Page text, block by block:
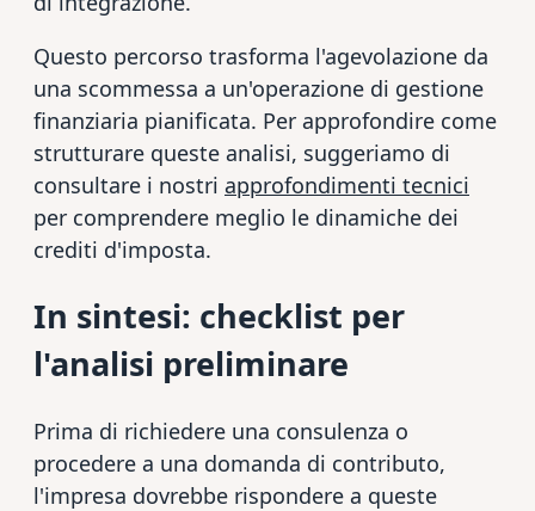
Questo percorso trasforma l'agevolazione da
una scommessa a un'operazione di gestione
finanziaria pianificata. Per approfondire come
strutturare queste analisi, suggeriamo di
consultare i nostri approfondimenti tecnici
per comprendere meglio le dinamiche dei
crediti d'imposta.
In sintesi: checklist per
l'analisi preliminare
Prima di richiedere una consulenza o
procedere a una domanda di contributo,
l'impresa dovrebbe rispondere a queste